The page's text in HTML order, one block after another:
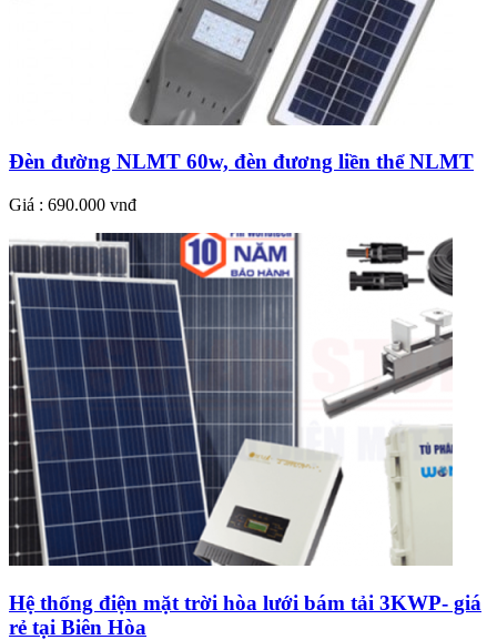
Đèn đường NLMT 60w, đèn đương liền thể NLMT
Giá : 690.000 vnđ
Hệ thống điện mặt trời hòa lưới bám tải 3KWP- giá
rẻ tại Biên Hòa